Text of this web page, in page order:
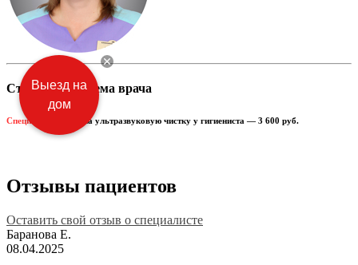
Стоимость приема врача
Специальная цена на ультразвуковую чистку у гигиениста — 3 600 руб.
Отзывы пациентов
Оставить свой отзыв о специалисте
Баранова Е.
08.04.2025
Выезд на
дом